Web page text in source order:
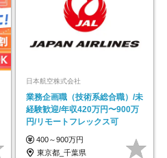
日本航空株式会社
業務企画職（技術系総合職）/未
経験歓迎/年収420万円〜900万
円/リモートフレックス可
400～900万円
東京都_千葉県